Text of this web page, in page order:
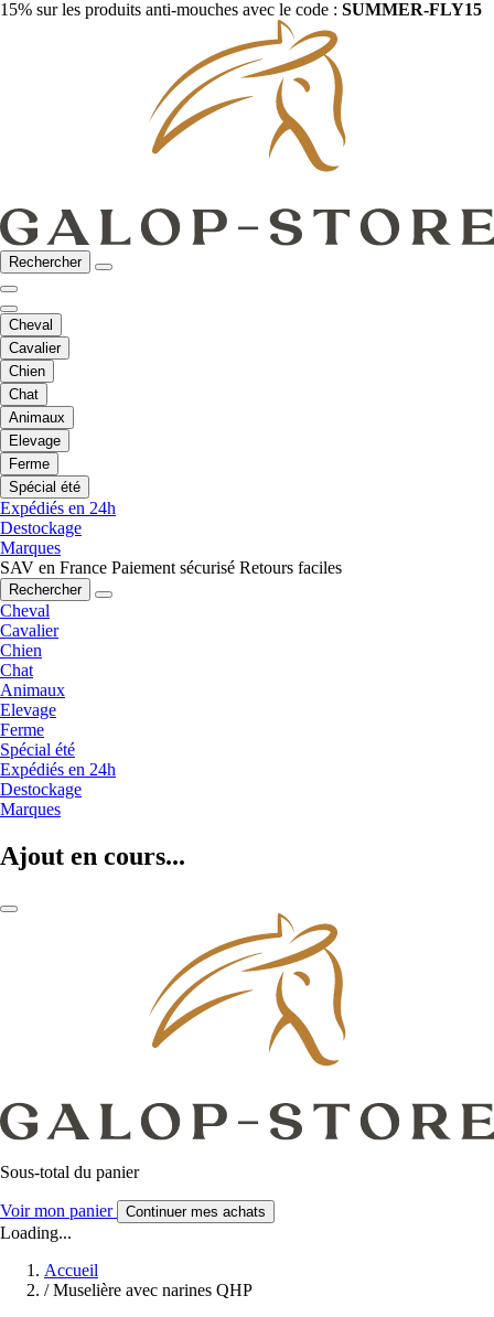
15% sur les produits anti-mouches avec le code : SUMMER-FLY15
Rechercher
Cheval
Cavalier
Chien
Chat
Animaux
Elevage
Ferme
Spécial été
Expédiés en 24h
Destockage
Marques
SAV en France Paiement sécurisé Retours faciles
Rechercher
Cheval
Cavalier
Chien
Chat
Animaux
Elevage
Ferme
Spécial été
Expédiés en 24h
Destockage
Marques
Ajout en cours...
Sous-total du panier
Voir mon panier Continuer mes achats
Loading...
Accueil
/ Muselière avec narines QHP